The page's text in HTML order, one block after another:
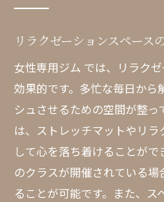
リラクゼーションスペース
女性専用ジム では、リラク
効果的です。多忙な毎日から
シュさせるための空間が整っ
は、ストレッチマットやリ
して心を落ち着けることが
のクラスが開催されている
ることが可能です。また、